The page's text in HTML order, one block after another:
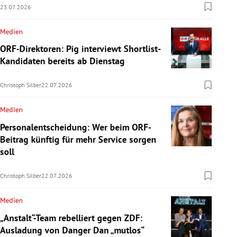
23.07.2026
Medien
ORF-Direktoren: Pig interviewt Shortlist-
Kandidaten bereits ab Dienstag
Christoph Silber22.07.2026
Medien
Personalentscheidung: Wer beim ORF-
Beitrag künftig für mehr Service sorgen
soll
Christoph Silber22.07.2026
Medien
„Anstalt“-Team rebelliert gegen ZDF:
Ausladung von Danger Dan „mutlos“